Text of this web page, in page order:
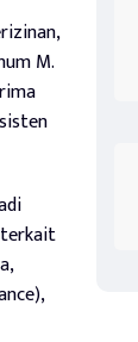
M.
terkait